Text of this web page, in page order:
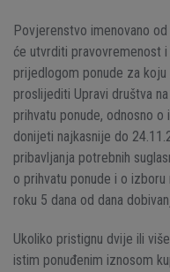
Povjerenstvo imenovano od
će utvrditi pravovremenost
prijedlogom ponude za
proslijediti Upravi društva
prihvatu ponude, odnosno
donijeti najkasnije do
pribavljanja potrebnih
o prihvatu ponude i o
roku 5 dana od dana
Ukoliko pristignu dvije ili
istim ponuđenim iznosom